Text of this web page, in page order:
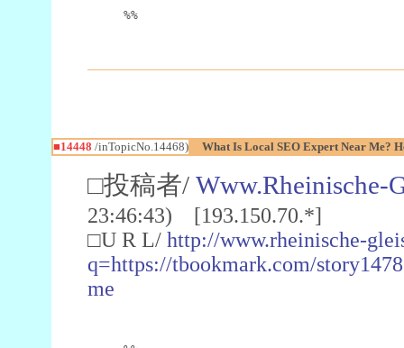
%%
■14448 /inTopicNo.14468) What Is Local SEO Expert Near Me?
□投稿者/ Www.Rheinische-
23:46:43) [193.150.70.*]
□U R L/ http://www.rheinische-
q=https://tbookmark.com/
me